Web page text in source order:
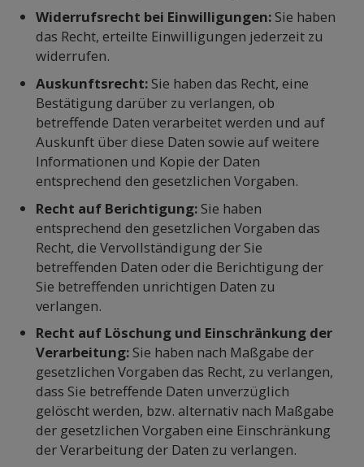
Widerrufsrecht bei Einwilligungen: Sie haben
das Recht, erteilte Einwilligungen jederzeit zu
widerrufen.
Auskunftsrecht: Sie haben das Recht, eine
Bestätigung darüber zu verlangen, ob
betreffende Daten verarbeitet werden und auf
Auskunft über diese Daten sowie auf weitere
Informationen und Kopie der Daten
entsprechend den gesetzlichen Vorgaben.
Recht auf Berichtigung: Sie haben
entsprechend den gesetzlichen Vorgaben das
Recht, die Vervollständigung der Sie
betreffenden Daten oder die Berichtigung der
Sie betreffenden unrichtigen Daten zu
verlangen.
Recht auf Löschung und Einschränkung der
Verarbeitung: Sie haben nach Maßgabe der
gesetzlichen Vorgaben das Recht, zu verlangen,
dass Sie betreffende Daten unverzüglich
gelöscht werden, bzw. alternativ nach Maßgabe
der gesetzlichen Vorgaben eine Einschränkung
der Verarbeitung der Daten zu verlangen.